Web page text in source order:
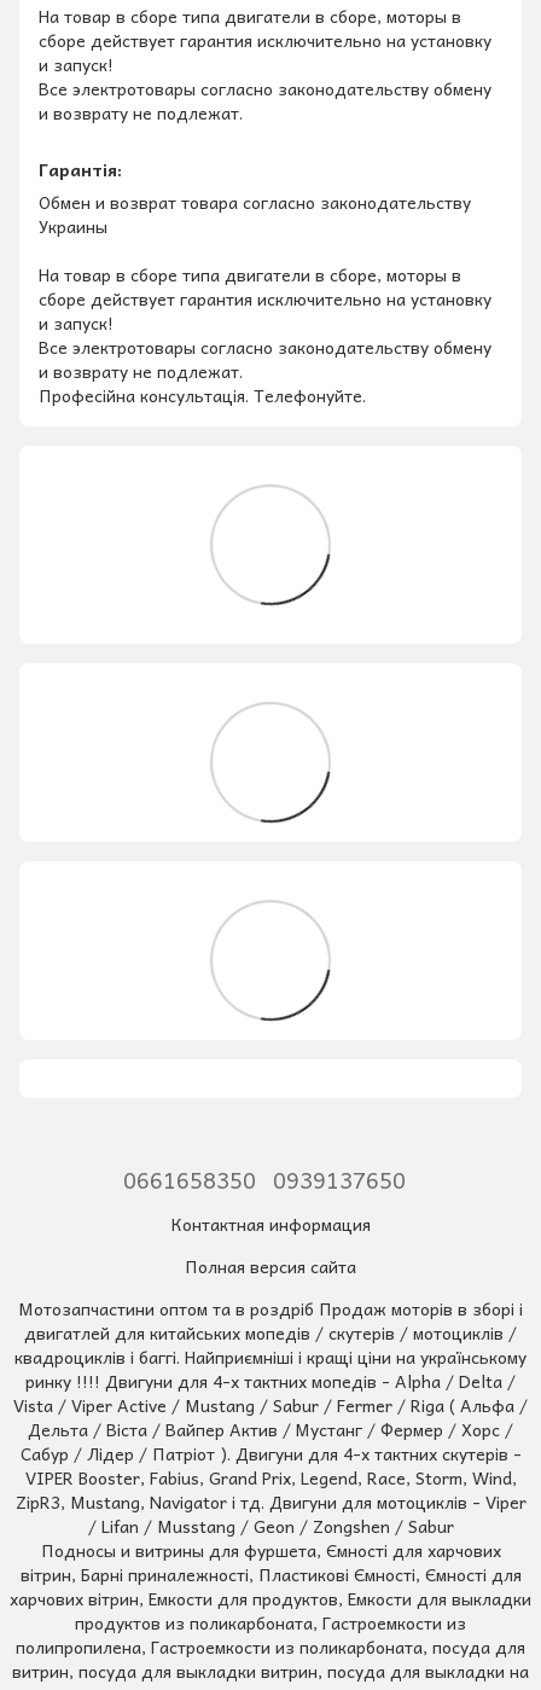
На товар в сборе типа двигатели в сборе, моторы в
сборе действует гарантия исключительно на установку
и запуск!
Все электротовары согласно законодательству обмену
и возврату не подлежат.
Гарантія:
Обмен и возврат товара согласно законодательству
Украины
На товар в сборе типа двигатели в сборе, моторы в
сборе действует гарантия исключительно на установку
и запуск!
Все электротовары согласно законодательству обмену
и возврату не подлежат.
Професійна консультація. Телефонуйте.
0661658350 0939137650
Контактная информация
Полная версия сайта
Мотозапчастини оптом та в роздріб Продаж моторів в зборі і
двигатлей для китайських мопедів / скутерів / мотоциклів /
квадроциклів і баггі. Найприємніші і кращі ціни на українському
ринку !!!! Двигуни для 4-х тактних мопедів - Alpha / Delta /
Vista / Viper Active / Mustang / Sabur / Fermer / Riga ( Альфа /
Дельта / Віста / Вайпер Актив / Мустанг / Фермер / Хорс /
Сабур / Лідер / Патріот ). Двигуни для 4-х тактних скутерів -
VIPER Booster, Fabius, Grand Prix, Legend, Race, Storm, Wind,
ZipR3, Mustang, Navigator і тд. Двигуни для мотоциклів - Viper
/ Lifan / Musstang / Geon / Zongshen / Sabur
Подносы и витрины для фуршета, Ємності для харчових
вітрин, Барні приналежності, Пластикові Ємності, Ємності для
харчових вітрин, Емкости для продуктов, Емкости для выкладки
продуктов из поликарбоната, Гастроемкости из
полипропилена, Гастроемкости из поликарбоната, посуда для
витрин, посуда для выкладки витрин, посуда для выкладки на